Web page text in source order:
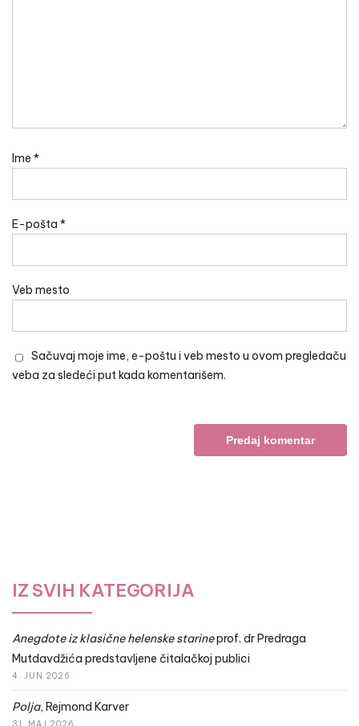
Ime *
E-pošta *
Veb mesto
Sačuvaj moje ime, e-poštu i veb mesto u ovom pregledaču
veba za sledeći put kada komentarišem.
IZ SVIH KATEGORIJA
Anegdote iz klasične helenske starineprof. dr Predraga
Mutdavdžića predstavljene čitalačkoj publici
4. JUN 2026.
Polja, Rejmond Karver
31. MAJ 2026.